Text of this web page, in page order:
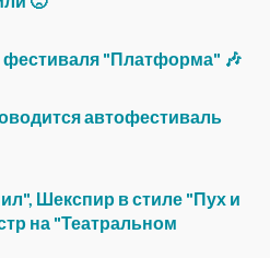
"Платформа" 🎶
автофестиваль
Шекспир в стиле "Пух и
на "Театральном